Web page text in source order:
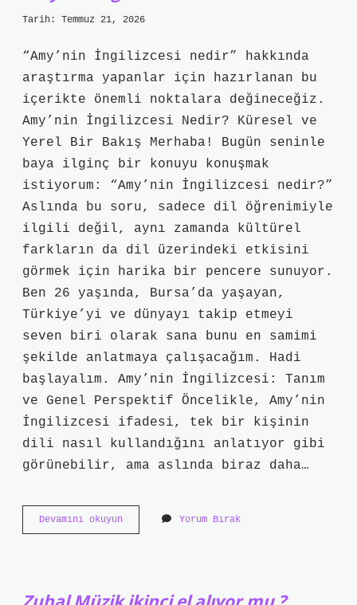
?
Tarih: Temmuz 21, 2026
“Amy’nin İngilizcesi nedir” hakkında
araştırma yapanlar için hazırlanan bu
içerikte önemli noktalara değineceğiz.
Amy’nin İngilizcesi Nedir? Küresel ve
Yerel Bir Bakış Merhaba! Bugün seninle
baya ilginç bir konuyu konuşmak
istiyorum: “Amy’nin İngilizcesi nedir?”
Aslında bu soru, sadece dil öğrenimiyle
ilgili değil, aynı zamanda kültürel
farkların da dil üzerindeki etkisini
görmek için harika bir pencere sunuyor.
Ben 26 yaşında, Bursa’da yaşayan,
Türkiye’yi ve dünyayı takip etmeyi
seven biri olarak sana bunu en samimi
şekilde anlatmaya çalışacağım. Hadi
başlayalım. Amy’nin İngilizcesi: Tanım
ve Genel Perspektif Öncelikle, Amy’nin
İngilizcesi ifadesi, tek bir kişinin
dili nasıl kullandığını anlatıyor gibi
görünebilir, ama aslında biraz daha…
Devamını okuyun
İngilizcesi
Yorum Bırak